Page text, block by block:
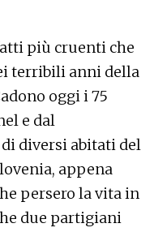
più cruenti che
terribili anni della
oggi i 75
e dal
diversi abitati del
appena
persero la vita in
due partigiani